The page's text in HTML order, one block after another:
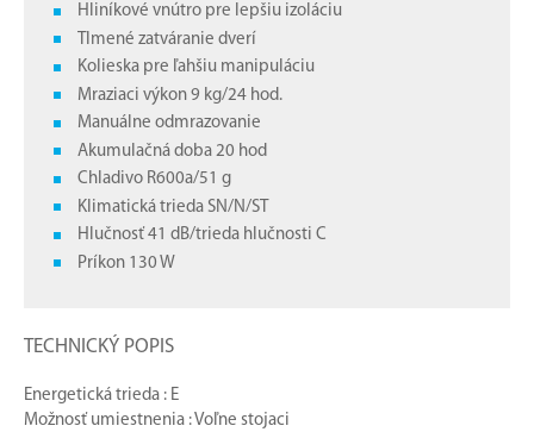
Hliníkové vnútro pre lepšiu izoláciu
Tlmené zatváranie dverí
Kolieska pre ľahšiu manipuláciu
Mraziaci výkon 9 kg/24 hod.
Manuálne odmrazovanie
Akumulačná doba 20 hod
Chladivo R600a/51 g
Klimatická trieda SN/N/ST
Hlučnosť 41 dB/trieda hlučnosti C
Príkon 130 W
TECHNICKÝ POPIS
Energetická trieda : E
Možnosť umiestnenia : Voľne stojaci